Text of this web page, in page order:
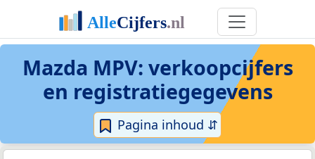
Mazda MPV: verkoopcijfers
en registratiegegevens
Pagina inhoud ⇵